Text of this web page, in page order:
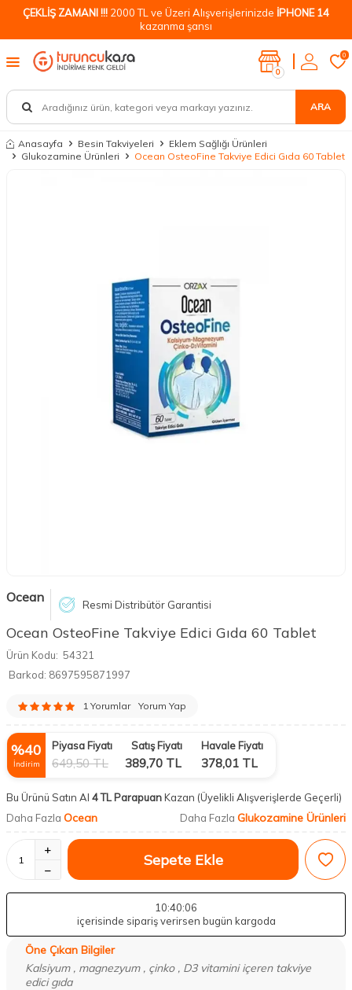
ÇEKLİŞ ZAMANI !!! 2000 TL ve Üzeri Alışverişlerinizde İPHONE 14
kazanma şansı
ARA
0
0
Anasayfa Besin Takviyeleri
Eklem Sağlığı Ürünleri
Glukozamine Ürünleri
Ocean OsteoFine Takviye Edici Gıda 60 Tablet
Ocean Resmi Distribütör Garantisi
Ocean OsteoFine Takviye Edici Gıda 60 Tablet
Ürün Kodu: 54321
Barkod: 8697595871997
1 Yorumlar Yorum Yap
%40
İndirim
Piyasa Fiyatı
649,50TL
Satış Fiyatı
389,70 TL
Havale Fiyatı
378,01 TL
Bu Ürünü Satın Al 4 TL ParapuanKazan (Üyelikli Alışverişlerde Geçerli)
Daha Fazla Ocean Daha Fazla Glukozamine Ürünleri
Sepete Ekle
10:40:05
içerisinde sipariş verirsen bugün kargoda
Öne Çıkan Bilgiler
Kalsiyum , magnezyum , çinko , D3 vitamini içeren takviye
edici gıda